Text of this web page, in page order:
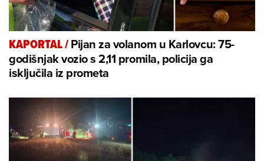
KAPORTAL/Pijan za volanom u Karlovcu: 75-
godišnjak vozio s 2,11 promila, policija ga
isključila iz prometa